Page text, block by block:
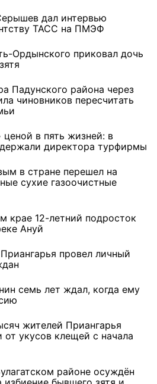
дал интервью
ТАСС на ПМЭФ
Ордынского приковал дочь
Падунского района через
чиновников пересчитать
ценой в пять жизней: в
директора турфирмы
в стране перешел на
сухие газоочистные
крае 12-летний подросток
Ануй
провел личный
семь лет ждал, когда ему
жителей Приангарья
от укусов клещей с начала
районе осуждён